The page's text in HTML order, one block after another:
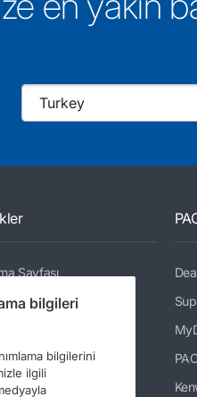
Sayfası
ve Medya
DAF'ta çalışma
bilgileri
bilgilerini
ilgili